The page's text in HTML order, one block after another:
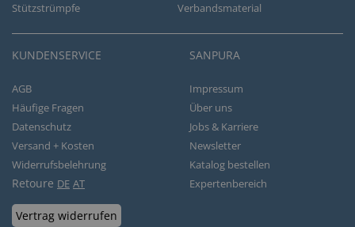
Stützstrümpfe
Verbandsmaterial
KUNDENSERVICE
AGB
Häufige Fragen
Datenschutz
Versand + Kosten
Widerrufsbelehrung
Retoure DE AT
Vertrag widerrufen
SANPURA
Impressum
Über uns
Jobs & Karriere
Newsletter
Katalog bestellen
Expertenbereich